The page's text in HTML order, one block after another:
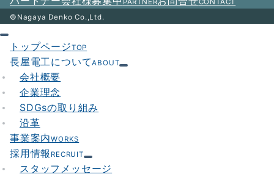
PARTNER
CONTACT
©Nagaya Denko Co.,Ltd.
トップページTOP
長屋電工についてABOUT
会社概要
企業理念
SDGsの取り組み
沿革
事業案内WORKS
採用情報 RECRUIT
スタッフメッセージ